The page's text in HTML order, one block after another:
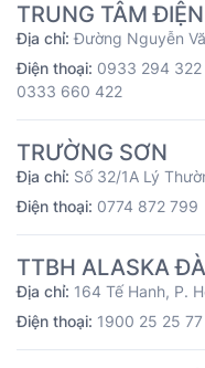
TRUNG TÂM
Địa chỉ:Đường Nguyễn
Điện thoại: 0933 294
0333 660 422
TRƯỜNG SƠN
Địa chỉ: Số 32/1A Lý
Điện thoại: 0774 872 799
TTBH ALASKA
Địa chỉ: 164 Tế Hanh, P.
Điện thoại: 1900 25 25 77